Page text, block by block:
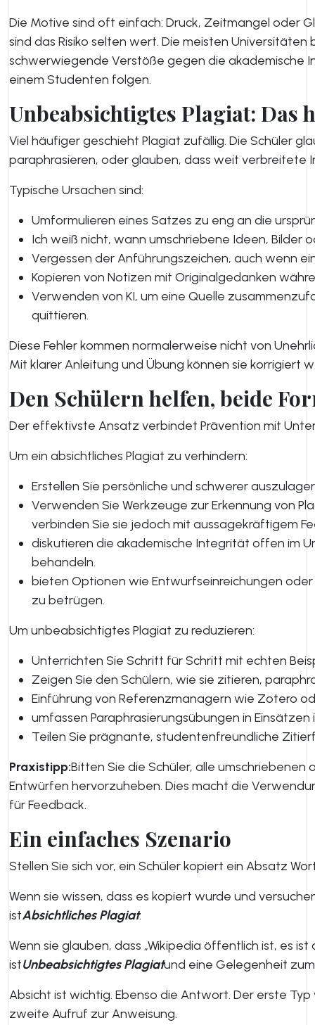
Die Motive sind oft einfach: Druck, Zeitmangel oder
sind das Risiko selten wert. Die meisten Universitäten
schwerwiegende Verstöße gegen die akademische
einem Studenten folgen.
Unbeabsichtigtes Plagiat: Das
Viel häufiger geschieht Plagiat zufällig. Die Schüler
paraphrasieren, oder glauben, dass weit verbreitete
Typische Ursachen sind:
Umformulieren eines Satzes zu eng an die
Ich weiß nicht, wann umschriebene Ideen, Bilder
Vergessen der Anführungszeichen, auch wenn
Kopieren von Notizen mit Originalgedanken
Verwenden von KI, um eine Quelle
quittieren.
Diese Fehler kommen normalerweise nicht von
Mit klarer Anleitung und Übung können sie korrigiert
Den Schülern helfen, beide
Der effektivste Ansatz verbindet Prävention mit
Um ein absichtliches Plagiat zu verhindern:
Erstellen Sie persönliche und schwerer
Verwenden Sie Werkzeuge zur Erkennung von
verbinden Sie sie jedoch mit aussagekräftigem
diskutieren die akademische Integrität offen im
behandeln.
bieten Optionen wie Entwurfseinreichungen
zu betrügen.
Um unbeabsichtigtes Plagiat zu reduzieren:
Unterrichten Sie Schritt für Schritt mit echten
Zeigen Sie den Schülern, wie sie zitieren,
Einführung von Referenzmanagern wie Zotero
umfassen Paraphrasierungsübungen in Einsätzen
Teilen Sie prägnante, studentenfreundliche
Praxistipp:Bitten Sie die Schüler, alle umschriebenen
Entwürfen hervorzuheben. Dies macht die
für Feedback.
Ein einfaches Szenario
Stellen Sie sich vor, ein Schüler kopiert ein Absatz
Wenn sie wissen, dass es kopiert wurde und
istAbsichtliches Plagiat.
Wenn sie glauben, dass „Wikipedia öffentlich ist, es
istUnbeabsichtigtes Plagiatund eine Gelegenheit
Absicht ist wichtig. Ebenso die Antwort. Der erste
zweite Aufruf zur Anweisung.